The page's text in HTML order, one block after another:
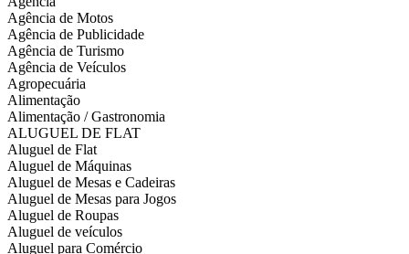
Agência de Motos
Agência de Publicidade
Agência de Turismo
Agência de Veículos
Agropecuária
Alimentação
Alimentação / Gastronomia
ALUGUEL DE FLAT
Aluguel de Flat
Aluguel de Máquinas
Aluguel de Mesas e Cadeiras
Aluguel de Mesas para Jogos
Aluguel de Roupas
Aluguel de veículos
Aluguel para Comércio